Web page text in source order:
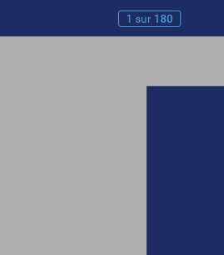
1 sur 180